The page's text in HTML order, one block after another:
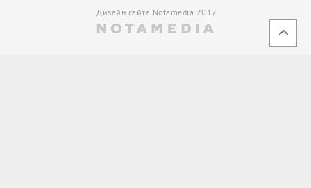
Дизайн сайта Notamedia 2017